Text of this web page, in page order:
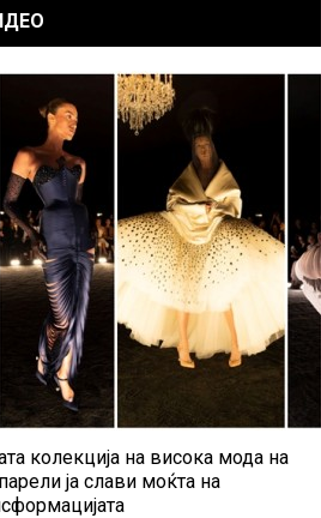
колекција на висока мода на
ја слави моќта на